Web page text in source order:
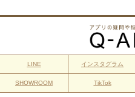
LINE インスタグラム
SHOWROOM TikTok